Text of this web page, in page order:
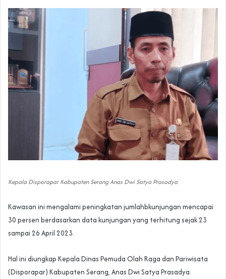
Kepala Disporapar Kabupaten Serang Anas Dwi Satya Prasadya
Kawasan ini mengalami peningkatan jumlahbkunjungan mencapai
30 persen berdasarkan data kunjungan yang terhitung sejak 23
sampai 26 April 2023.
Hal ini diungkap Kepala Dinas Pemuda Olah Raga dan Pariwisata
(Disporapar) Kabupaten Serang, Anas Dwi Satya Prasadya.